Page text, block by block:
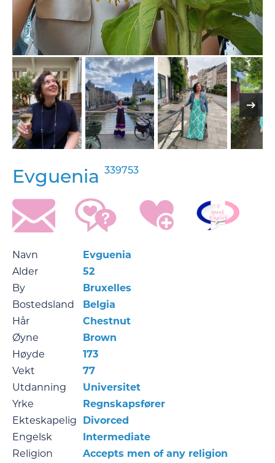
Evguenia 339753
Navn
Evguenia
Alder
52
By
Bruxelles
Bostedsland
Belgia
Hår
Chestnut
Øyne
Brown
Høyde
173
Vekt
77
Utdanning
Universitet
Yrke
Regnskapsfører
Ekteskapelig
Divorced
Engelsk
Intermediate
Religion
Accepts men of any religion